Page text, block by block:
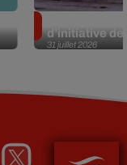
31 juillet 2026
d’initiative